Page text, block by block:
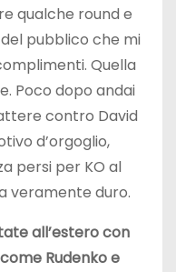
qualche round e
pubblico che mi
Quella
Poco dopo andai
contro David
d’orgoglio,
persi per KO al
veramente duro.
all’estero con
Rudenko e